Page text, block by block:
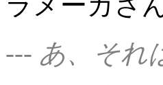
--- あ、それ